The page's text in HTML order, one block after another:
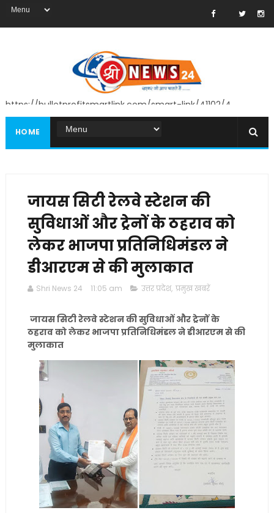
https://bulletprofitsmartlink.com/smart-link/41102/4
HOME
जायस सिटी रेलवे स्टेशन की
सुविधाओं और ट्रेनों के ठहराव को
लेकर भाजपा प्रतिनिधिमंडल ने
डीआरएम से की मुलाकात
Shri News 24 11:05 am उत्तर प्रदेश, प्रमुख खबरें
जायस सिटी रेलवे स्टेशन की सुविधाओं और ट्रेनों के
ठहराव को लेकर भाजपा प्रतिनिधिमंडल ने डीआरएम से की
मुलाकात